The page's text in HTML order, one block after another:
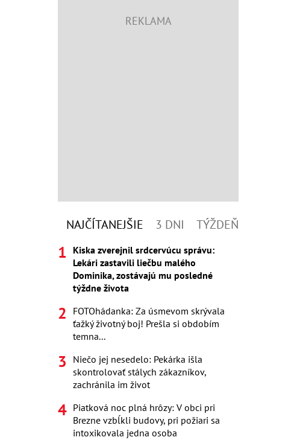
NAJČÍTANEJŠIE 3 DNI TÝŽDEŇ
Kiska zverejnil srdcervúcu správu:
Lekári zastavili liečbu malého
Dominika, zostávajú mu posledné
týždne života
FOTOhádanka: Za úsmevom skrývala
ťažký životný boj! Prešla si obdobím
temna...
Niečo jej nesedelo: Pekárka išla
skontrolovať stálych zákazníkov,
zachránila im život
Piatková noc plná hrôzy: V obci pri
Brezne vzbĺkli budovy, pri požiari sa
intoxikovala jedna osoba